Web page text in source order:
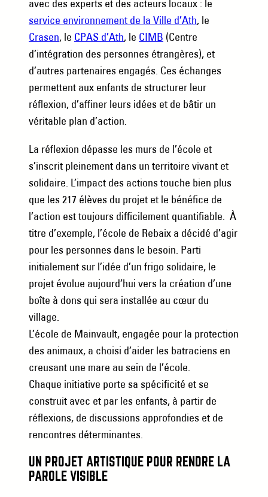
avec des experts et des acteurs locaux : le
service environnement de la Ville d’Ath, le
Crasen, le CPAS d’Ath, le CIMB (Centre
d’intégration des personnes étrangères), et
d’autres partenaires engagés. Ces échanges
permettent aux enfants de structurer leur
réflexion, d’affiner leurs idées et de bâtir un
véritable plan d’action.
La réflexion dépasse les murs de l’école et
s’inscrit pleinement dans un territoire vivant et
solidaire. L’impact des actions touche bien plus
que les 217 élèves du projet et le bénéfice de
l’action est toujours difficilement quantifiable. À
titre d’exemple, l’école de Rebaix a décidé d’agir
pour les personnes dans le besoin. Parti
initialement sur l’idée d’un frigo solidaire, le
projet évolue aujourd’hui vers la création d’une
boîte à dons qui sera installée au cœur du
village.
L’école de Mainvault, engagée pour la protection
des animaux, a choisi d’aider les batraciens en
creusant une mare au sein de l’école.
Chaque initiative porte sa spécificité et se
construit avec et par les enfants, à partir de
réflexions, de discussions approfondies et de
rencontres déterminantes.
UN PROJET ARTISTIQUE POUR RENDRE LA
PAROLE VISIBLE